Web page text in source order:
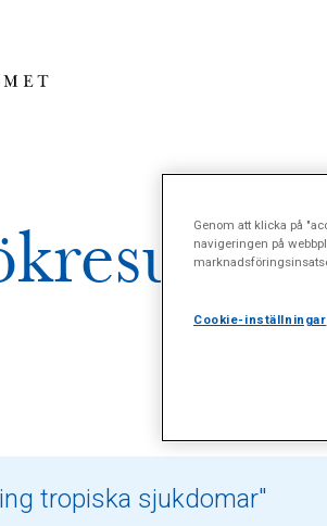
Genom att klicka på
navigeringen på
Cookie-inställningar